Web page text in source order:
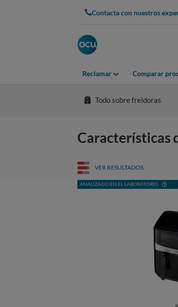
Contacta con nuestros
Reclamar Comparar
Todo sobre freidoras
Características
VER RESULTADOS
ANALIZADO EN EL LABORATORIO